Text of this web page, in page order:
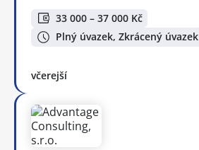
33 000 – 37 000 Kč
Plný úvazek, Zkrácený úvazek
včerejší